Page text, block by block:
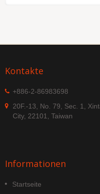
Kontakte
+886-2-86983698
20F.-13, No. 79, Sec. 1,
City, 22101, Taiwan
Informationen
Startseite